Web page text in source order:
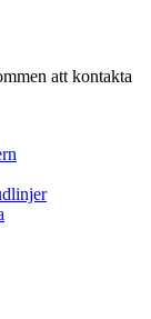
att kontakta